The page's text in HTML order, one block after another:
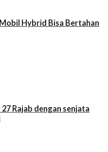
Hybrid Bisa Bertahan
Rajab dengan senjata